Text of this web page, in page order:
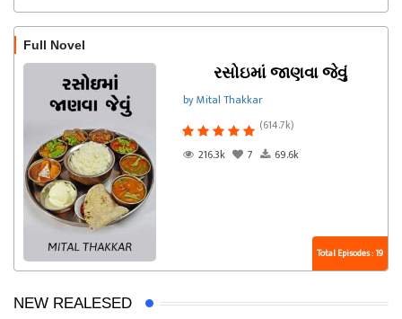
Full Novel
રસોઇમાં જાણવા જેવું
by Mital Thakkar
(614.7k)
216.3k
7 69.6k
Total Episodes : 19
NEW REALESED